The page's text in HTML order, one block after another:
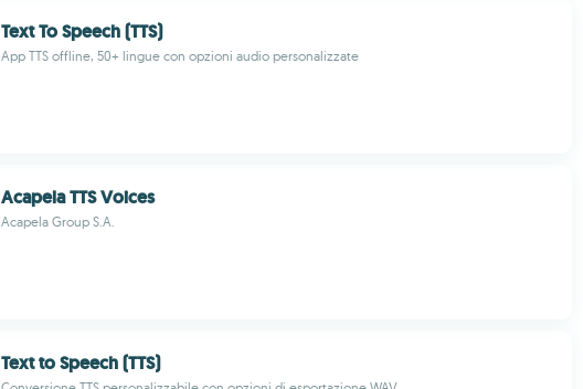
Text To Speech (TTS)
App TTS offline, 50+ lingue con opzioni audio personalizzate
Acapela TTS Voices
Acapela Group S.A.
Text to Speech (TTS)